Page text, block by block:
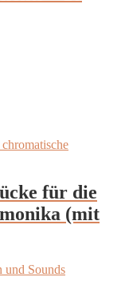
für die
(mit
und Sounds